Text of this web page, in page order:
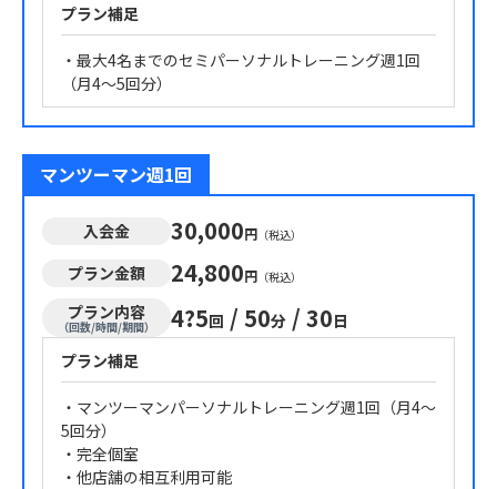
プラン補足
・最大4名までのセミパーソナルトレーニング週1回
マンツーマン週1回
入会金 30,000円 （税込）
プラン金額 24,800円 （税込）
プラン内容
（回数/時間/期間） 4?5回 / 50分 / 30日
プラン補足
・マンツーマンパーソナルトレーニング週1回（月4～
5回分）
・完全個室
・他店舗の相互利用可能